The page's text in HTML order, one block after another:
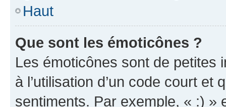
Haut
Que sont les émoticônes ?
Les émoticônes sont de petites
à l’utilisation d’un code court et
sentiments. Par exemple, « :) »